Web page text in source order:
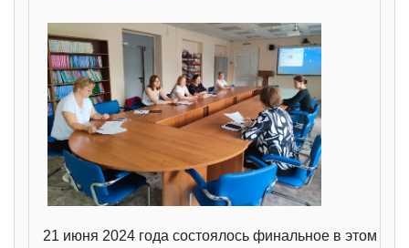
21 июня 2024 года состоялось финальное в этом